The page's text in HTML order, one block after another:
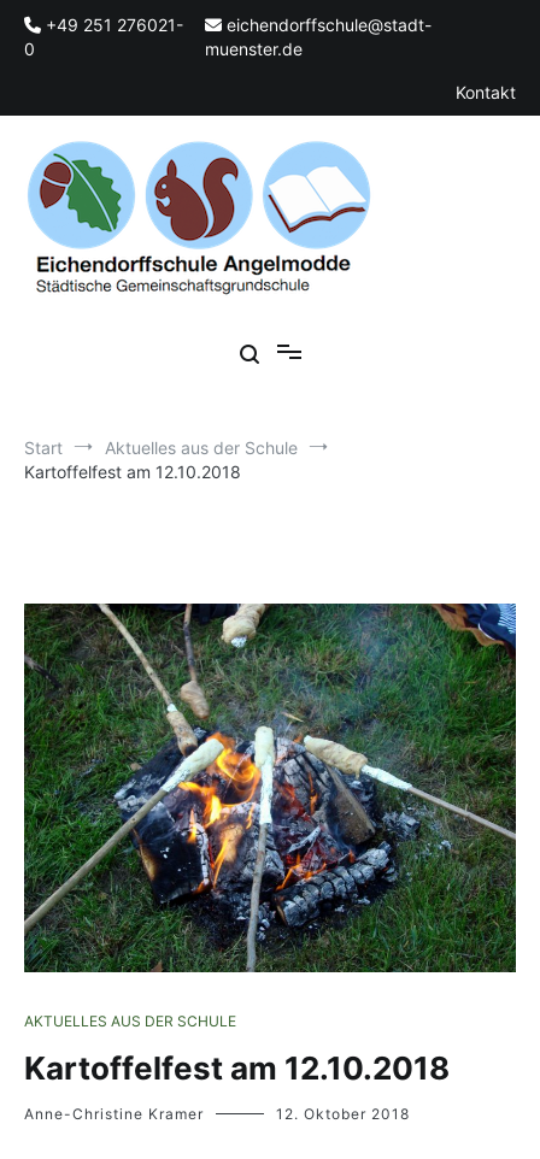
Zum
Inhalt
springen
+49 251 276021-
0
eichendorffschule@stadt-
muenster.de
Kontakt
Start
Aktuelles aus der Schule
Kartoffelfest am 12.10.2018
AKTUELLES AUS DER SCHULE
Kartoffelfest am 12.10.2018
Anne-Christine Kramer 12. Oktober 2018